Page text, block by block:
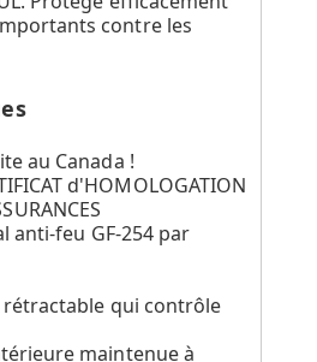
contre les
au Canada !
d'HOMOLOGATION
anti-feu GF-254 par
qui contrôle
maintenue à